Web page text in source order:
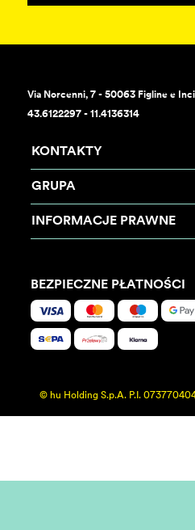
Via Norcenni, 7 - 50063 Figline e
43.6122297 - 11.4136314
KONTAKTY
GRUPA
INFORMACJE PRAWNE
BEZPIECZNE PŁATNOŚCI
© hu Holding S.p.A. P.I.